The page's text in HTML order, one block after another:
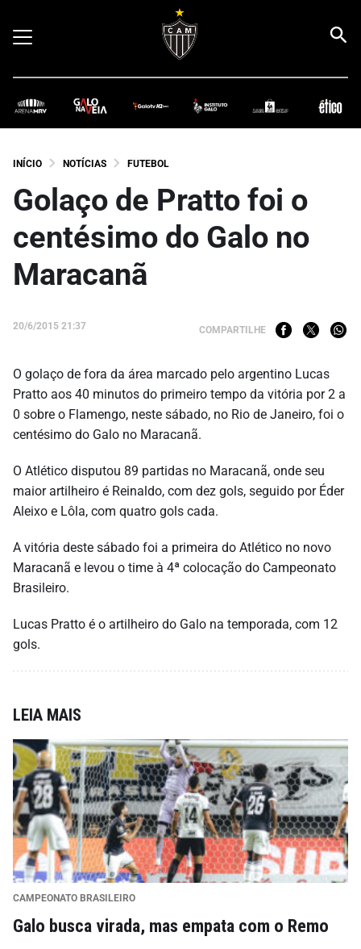
INÍCIO NOTÍCIAS FUTEBOL
Golaço de Pratto foi o
centésimo do Galo no
Maracanã
20/6/2015 21:37 COMPARTILHE
O golaço de fora da área marcado pelo argentino Lucas
Pratto aos 40 minutos do primeiro tempo da vitória por 2 a
0 sobre o Flamengo, neste sábado, no Rio de Janeiro, foi o
centésimo do Galo no Maracanã.
O Atlético disputou 89 partidas no Maracanã, onde seu
maior artilheiro é Reinaldo, com dez gols, seguido por Éder
Aleixo e Lôla, com quatro gols cada.
A vitória deste sábado foi a primeira do Atlético no novo
Maracanã e levou o time à 4ª colocação do Campeonato
Brasileiro.
Lucas Pratto é o artilheiro do Galo na temporada, com 12
gols.
LEIA MAIS
CAMPEONATO BRASILEIRO
Galo busca virada, mas empata com o Remo